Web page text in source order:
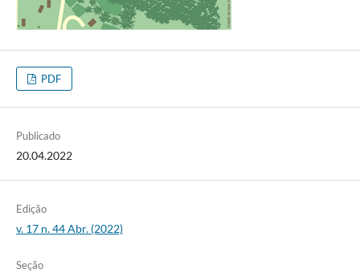
PDF
Publicado
20.04.2022
Edição
v. 17 n. 44 Abr. (2022)
Seção